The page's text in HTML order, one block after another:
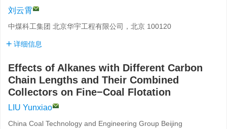
刘云霄
中煤科工集团 北京华宇工程有限公司，北京 100120
详细信息
Effects of Alkanes with Different Carbon
Chain Lengths and Their Combined
Collectors on Fine−Coal Flotation
LIU Yunxiao
China Coal Technology and Engineering Group Beijing